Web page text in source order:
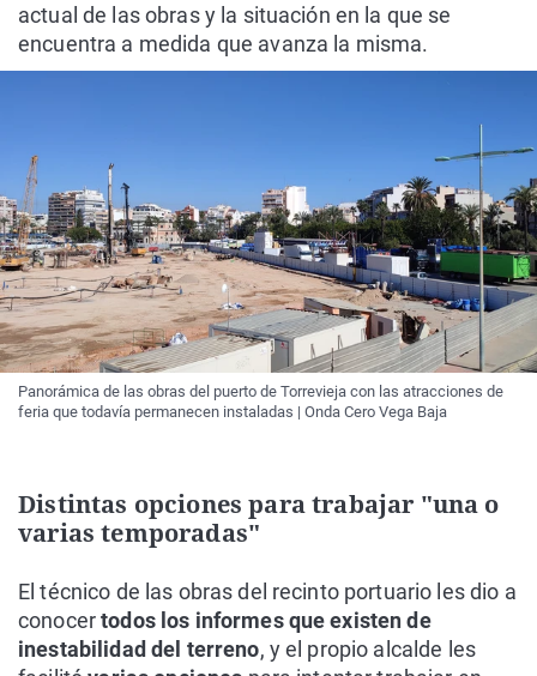
actual de las obras y la situación en la que se
encuentra a medida que avanza la misma.
Panorámica de las obras del puerto de Torrevieja con las atracciones de
feria que todavía permanecen instaladas | Onda Cero Vega Baja
Distintas opciones para trabajar "una o
varias temporadas"
El técnico de las obras del recinto portuario les dio a
conocertodos los informes que existen de
inestabilidad del terreno, y el propio alcalde les